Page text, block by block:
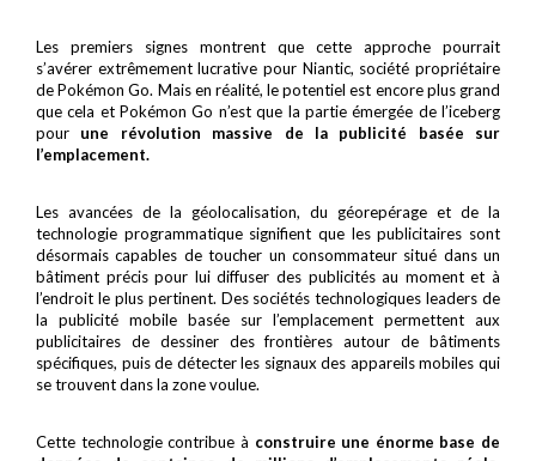
Les premiers signes montrent que cette approche pourrait
s’avérer extrêmement lucrative pour Niantic, société propriétaire
de Pokémon Go. Mais en réalité, le potentiel est encore plus grand
que cela et Pokémon Go n’est que la partie émergée de l’iceberg
pour une révolution massive de la publicité basée sur
l’emplacement.
Les avancées de la géolocalisation, du géorepérage et de la
technologie programmatique signifient que les publicitaires sont
désormais capables de toucher un consommateur situé dans un
bâtiment précis pour lui diffuser des publicités au moment et à
l’endroit le plus pertinent. Des sociétés technologiques leaders de
la publicité mobile basée sur l’emplacement permettent aux
publicitaires de dessiner des frontières autour de bâtiments
spécifiques, puis de détecter les signaux des appareils mobiles qui
se trouvent dans la zone voulue.
Cette technologie contribue à construire une énorme base de